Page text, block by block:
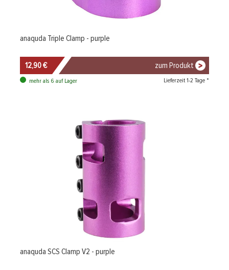
anaquda Triple Clamp - purple
12,90 € zum Produkt
mehr als 6 auf Lager Lieferzeit 1-2 Tage *
anaquda SCS Clamp V2 - purple